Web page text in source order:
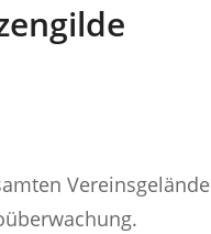
Vereinsgelände